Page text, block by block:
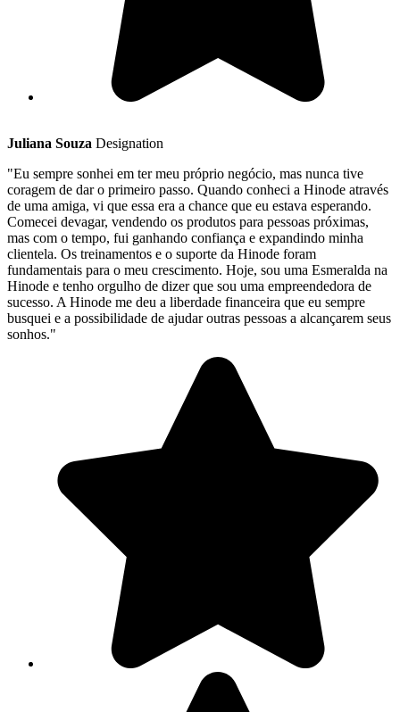
Juliana Souza Designation
"Eu sempre sonhei em ter meu próprio negócio, mas nunca tive
coragem de dar o primeiro passo. Quando conheci a Hinode através
de uma amiga, vi que essa era a chance que eu estava esperando.
Comecei devagar, vendendo os produtos para pessoas próximas,
mas com o tempo, fui ganhando confiança e expandindo minha
clientela. Os treinamentos e o suporte da Hinode foram
fundamentais para o meu crescimento. Hoje, sou uma Esmeralda na
Hinode e tenho orgulho de dizer que sou uma empreendedora de
sucesso. A Hinode me deu a liberdade financeira que eu sempre
busquei e a possibilidade de ajudar outras pessoas a alcançarem seus
sonhos."